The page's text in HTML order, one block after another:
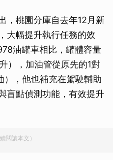
，桃園分庫自去年12月新
大幅提升執行任務的效
油罐車相比，罐體容量
），加油管從原先的1對
），他也補充在駕駛輔助
盲點偵測功能，有效提升
閱讀本文）